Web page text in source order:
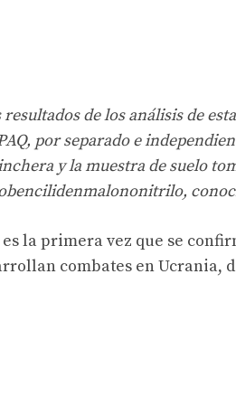
resultados de los análisis de
por separado e
y la muestra de suelo
es la primera vez que se
combates en Ucrania,